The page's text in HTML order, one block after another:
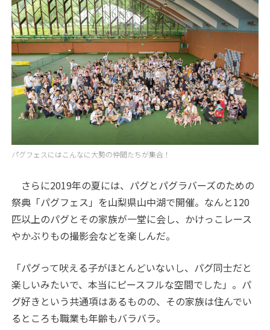
パグフェスにはこんなに大勢の仲間たちが集合！
さらに2019年の夏には、パグとパグラバーズのための
祭典「パグフェス」を山梨県山中湖で開催。なんと120
匹以上のパグとその家族が一堂に会し、かけっこレース
やかぶりもの撮影会などを楽しんだ。
「パグって吠える子がほとんどいないし、パグ同士だと
楽しいみたいで、本当にピースフルな空間でした」。パ
グ好きという共通項はあるものの、その家族は住んでい
るところも職業も年齢もバラバラ。